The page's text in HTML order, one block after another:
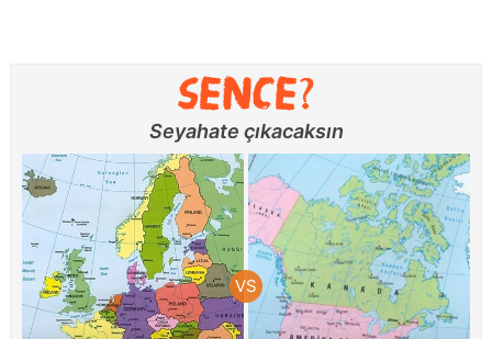
Seyahate çıkacaksın